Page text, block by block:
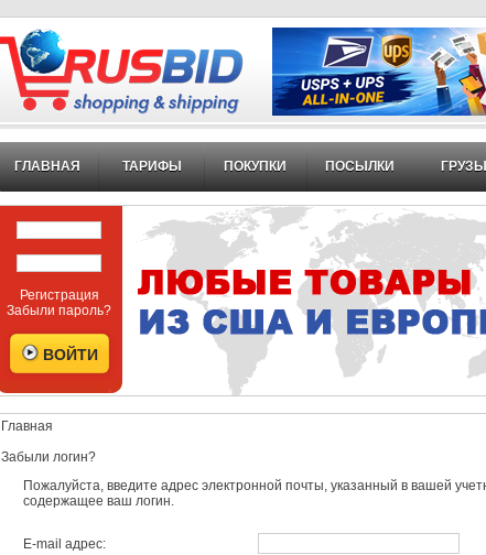
ГЛАВНАЯ ТАРИФЫ ПОКУПКИ ПОСЫЛКИ ГРУЗЫ
Регистрация
Забыли пароль?
Главная
Забыли логин?
Пожалуйста, введите адрес электронной почты, указанный в вашей
содержащее ваш логин.
E-mail адрес: